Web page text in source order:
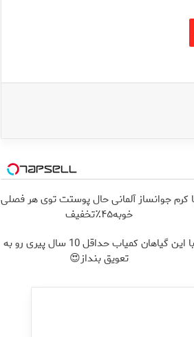
کرم جوانساز آلمانی حال پوستت توی هر فصلی
خوبه۴۵٪تخفیف
با این گیاهان کمیاب حداقل 10 سال پیری رو به
تعویق بنداز😍